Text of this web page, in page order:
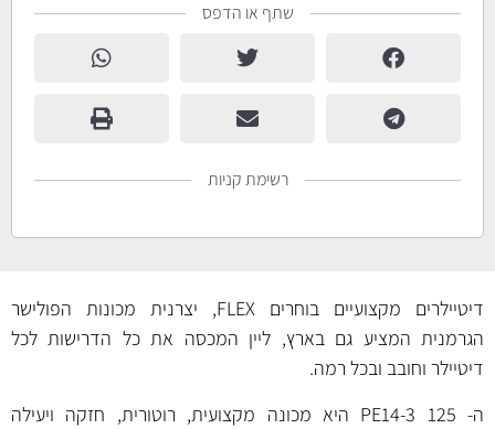
שתף או הדפס
רשימת קניות
דיטיילרים מקצועיים בוחרים FLEX, יצרנית מכונות הפולישר
הגרמנית המציע גם בארץ, ליין המכסה את כל הדרישות לכל
דיטיילר וחובב ובכל רמה.
ה- PE14-3 125 היא מכונה מקצועית, רוטורית, חזקה ויעילה